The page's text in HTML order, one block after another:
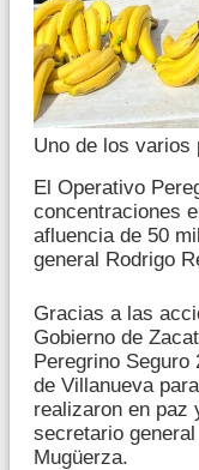
Uno de los varios
El Operativo
concentraciones
afluencia de 50
general Rodrigo
Gracias a las
Gobierno de
Peregrino
de Villanueva
realizaron en paz
secretario
Mugüerza.